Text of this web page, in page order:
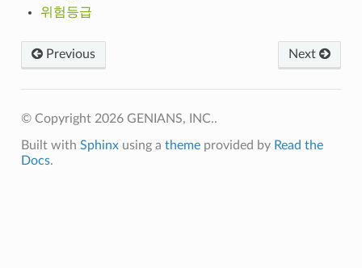
위험등급
Previous Next
© Copyright 2026 GENIANS, INC..
Built with Sphinxusing a themeprovided by Read the
Docs.